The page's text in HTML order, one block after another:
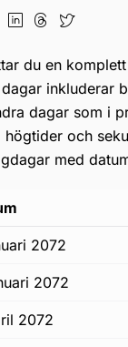
du en
dagar inkluderar
dagar som i
högtider och
med
2072
2072
2072